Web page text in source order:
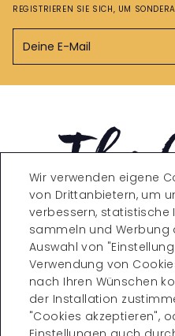
REGISTRIEREN SIE SICH, UM
Carrer de
08008
T. +34
Wir verwenden eigene
von Drittanbietern, um
verbessern, statistische
sammeln und Werbung
Auswahl von
Verwendung von
nach Ihren Wünschen
der Installation
"Cookies akzeptieren",